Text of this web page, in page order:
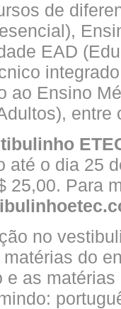
de
EAD
ao Ensino
entre
até o dia 25
25,00. Para
no
do
as